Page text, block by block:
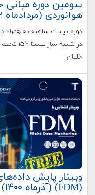
سومین دوره مبانی
هوانوردی (مردادماه ۱۴۰۲)
دوره بیست ساعته به همراه
در شبیه ساز
خلبان
وبینار پایش
(FDM) (آذرماه ۱۴۰۰)